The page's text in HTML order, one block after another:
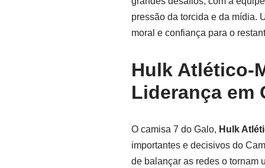
pressão da torcida e da mídia.
moral e confiança para o
Hulk Atlético-
Liderança em
O camisa 7 do Galo, Hulk
importantes e decisivos do
de balançar as redes o tornam